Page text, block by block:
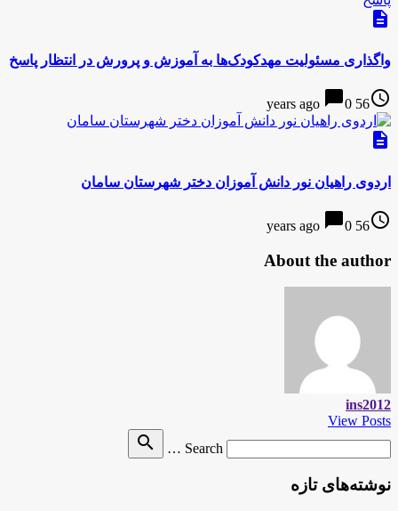
description
واگذاری مسئولیت مهد‌کودک‌ها به آموزش و پرورش در انتظار پاسخ
access_time
56 years ago
chat_bubble0
description
اردوی راهیان نور دانش آموزان دختر شهرستان سامان
access_time
56 years ago
chat_bubble0
About the author
ins2012
View Posts
Search
Search …
search
نوشته‌های تازه